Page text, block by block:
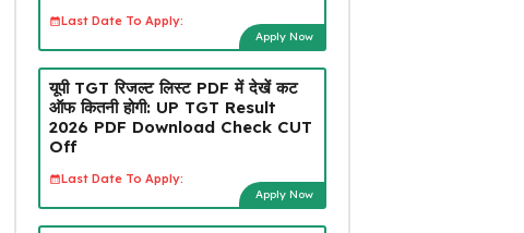
Last Date To Apply:
Apply Now
यूपी TGT रिजल्ट लिस्ट PDF में देखें कट
ऑफ कितनी होगी: UP TGT Result
2026 PDF Download Check CUT
Off
Last Date To Apply:
Apply Now